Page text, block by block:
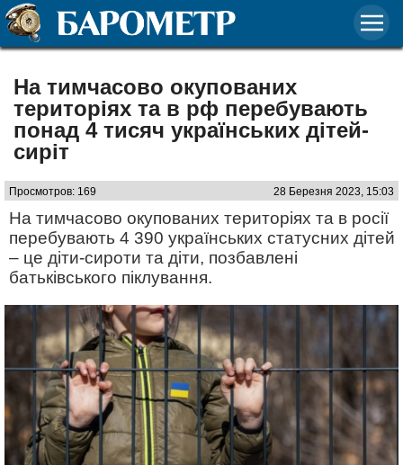
На тимчасово окупованих
територіях та в рф перебувають
понад 4 тисяч українських дітей-
сиріт
Просмотров: 169 28 Березня 2023, 15:03
На тимчасово окупованих територіях та в росії
перебувають 4 390 українських статусних дітей
– це діти-сироти та діти, позбавлені
батьківського піклування.